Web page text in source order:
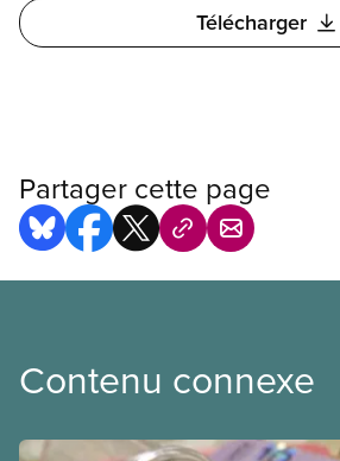
Télécharger
Partager cette page
Contenu connexe